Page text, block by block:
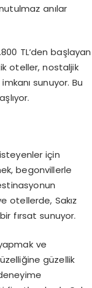
anılar
TL’den başlayan
oteller, nostaljik
sunuyor. Bu
isteyenler için
begonvillerle
otellerde, Sakız
fırsat sunuyor.
ve
güzellik